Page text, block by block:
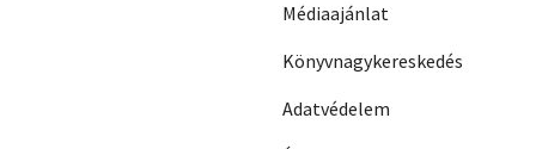
Médiaajánlat
Könyvnagykereskedés
Adatvédelem